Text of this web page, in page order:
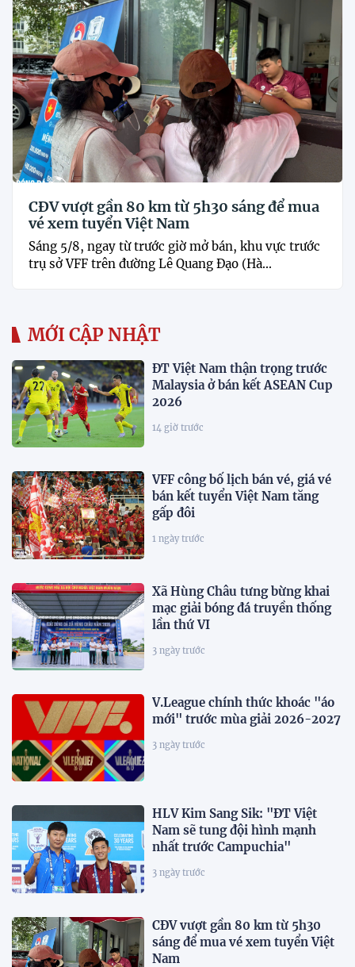
CĐV vượt gần 80 km từ 5h30 sáng để mua
vé xem tuyển Việt Nam
Sáng 5/8, ngay từ trước giờ mở bán, khu vực trước
trụ sở VFF trên đường Lê Quang Đạo (Hà...
MỚI CẬP NHẬT
ĐT Việt Nam thận trọng trước
Malaysia ở bán kết ASEAN Cup
2026
14 giờ trước
VFF công bố lịch bán vé, giá vé
bán kết tuyển Việt Nam tăng
gấp đôi
1 ngày trước
Xã Hùng Châu tưng bừng khai
mạc giải bóng đá truyền thống
lần thứ VI
3 ngày trước
V.League chính thức khoác "áo
mới" trước mùa giải 2026-2027
3 ngày trước
HLV Kim Sang Sik: "ĐT Việt
Nam sẽ tung đội hình mạnh
nhất trước Campuchia"
3 ngày trước
CĐV vượt gần 80 km từ 5h30
sáng để mua vé xem tuyển Việt
Nam